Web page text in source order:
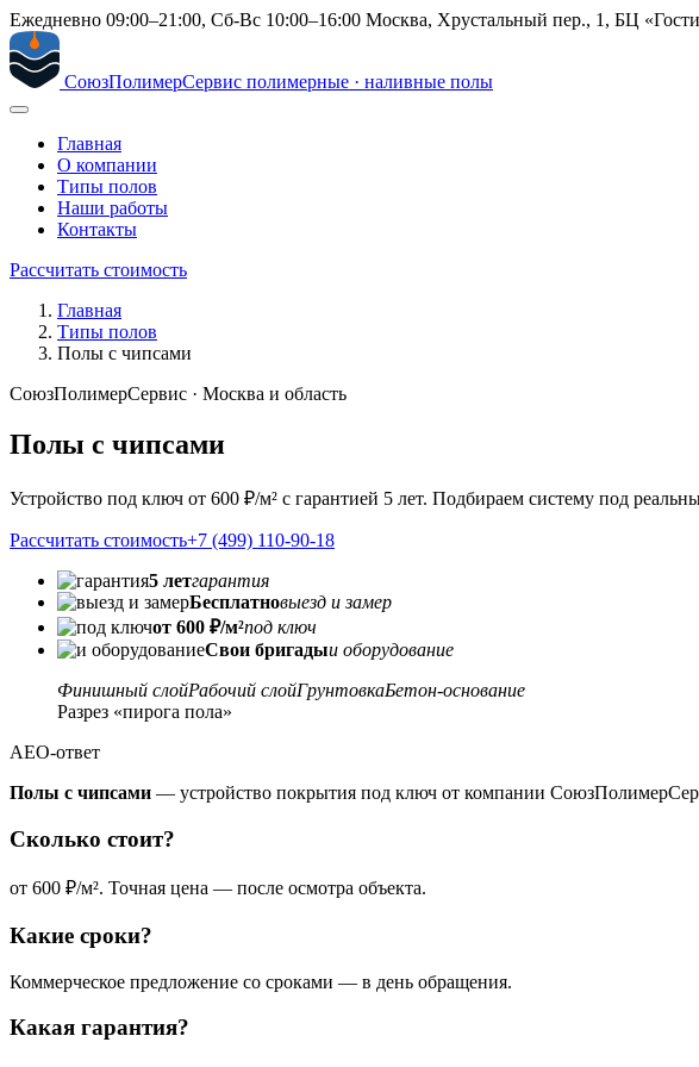
Ежедневно 09:00–21:00, Сб-Вс 10:00–16:00 Москва, Хрустальный пер., 1, БЦ
СоюзПолимерСервис полимерные · наливные полы
Главная
О компании
Типы полов
Наши работы
Контакты
Рассчитать стоимость
Главная
Типы полов
Полы с чипсами
СоюзПолимерСервис · Москва и область
Полы с чипсами
Устройство под ключ от 600 ₽/м² с гарантией 5 лет. Подбираем систему под
Рассчитать стоимость+7 (499) 110-90-18
5 летгарантия
Бесплатновыезд и замер
от 600 ₽/м²под ключ
Свои бригадыи оборудование
Финишный слойРабочий слойГрунтовкаБетон-основание
Разрез «пирога пола»
AEO-ответ
Полы с чипсами — устройство покрытия под ключ от компании
Сколько стоит?
от 600 ₽/м². Точная цена — после осмотра объекта.
Какие сроки?
Коммерческое предложение со сроками — в день обращения.
Какая гарантия?